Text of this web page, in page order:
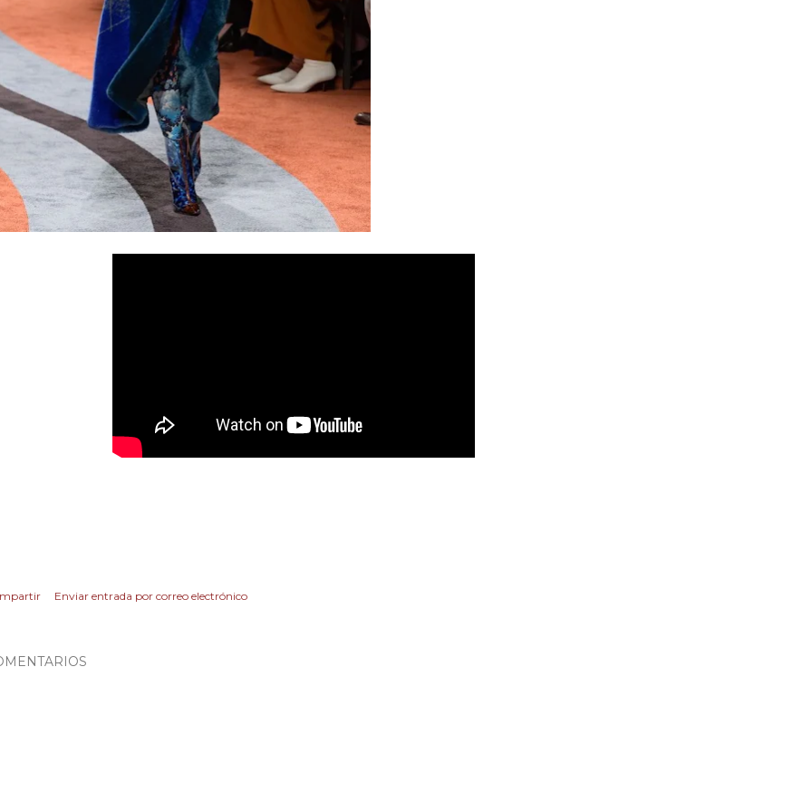
Enviar entrada por correo electrónico